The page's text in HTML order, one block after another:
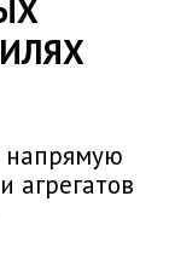
напрямую
агрегатов